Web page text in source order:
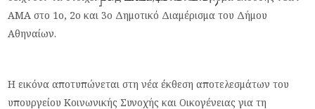
ΑΜΑ στο 1ο, 2ο και 3ο Δημοτικό Διαμέρισμα του Δήμου
Αθηναίων.
Η εικόνα αποτυπώνεται στη νέα έκθεση αποτελεσμάτων του
υπουργείου Κοινωνικής Συνοχής και Οικογένειας για τη